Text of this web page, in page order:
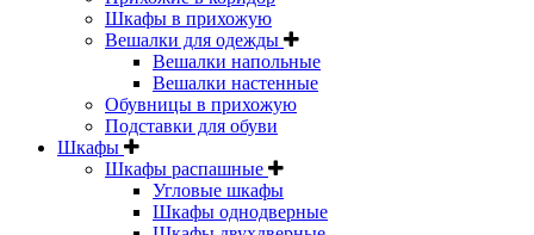
Шкафы в прихожую
Вешалки для одежды
Вешалки напольные
Вешалки настенные
Обувницы в прихожую
Подставки для обуви
Шкафы
Шкафы распашные
Угловые шкафы
Шкафы однодверные